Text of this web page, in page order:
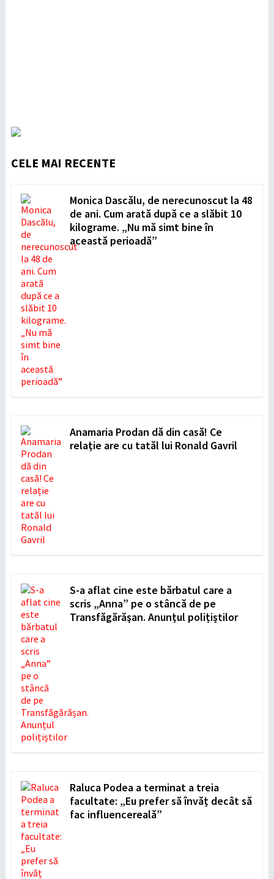
CELE MAI RECENTE
Monica Dascălu, de nerecunoscut la 48
de ani. Cum arată după ce a slăbit 10
kilograme. „Nu mă simt bine în
această perioadă”
Anamaria Prodan dă din casă! Ce
relație are cu tatăl lui Ronald Gavril
S-a aflat cine este bărbatul care a
scris „Anna” pe o stâncă de pe
Transfăgărășan. Anunțul polițiștilor
Raluca Podea a terminat a treia
facultate: „Eu prefer să învăț decât să
fac influencereală”